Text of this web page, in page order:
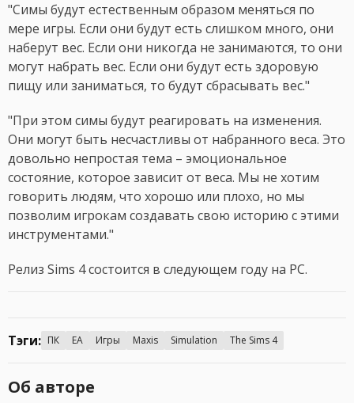
"Симы будут естественным образом меняться по
мере игры. Если они будут есть слишком много, они
наберут вес. Если они никогда не занимаются, то они
могут набрать вес. Если они будут есть здоровую
пищу или заниматься, то будут сбрасывать вес."
"При этом симы будут реагировать на изменения.
Они могут быть несчастливы от набранного веса. Это
довольно непростая тема – эмоциональное
состояние, которое зависит от веса. Мы не хотим
говорить людям, что хорошо или плохо, но мы
позволим игрокам создавать свою историю с этими
инструментами."
Релиз Sims 4 состоится в следующем году на PC.
Тэги: ПК EA Игры Maxis Simulation The Sims 4
Об авторе